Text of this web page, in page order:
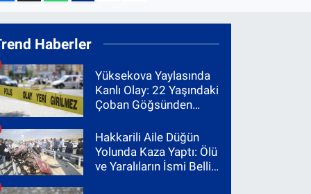
Haberler
Yüksekova Yaylasında
Kanlı Olay: 22 Yaşındaki
Çoban Göğsünden
Hakkarili Aile Düğün
Yolunda Kaza Yaptı: Ölü
ve Yaralıların İsmi Belli